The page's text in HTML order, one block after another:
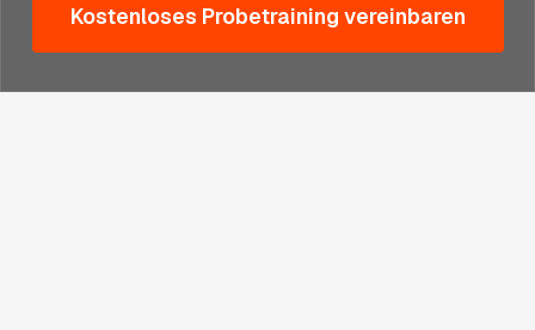
Kostenloses Probetraining vereinbaren